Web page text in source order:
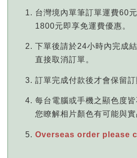
台灣境內單筆訂單運費60
1800元即享免運費優惠。
下單後請於24小時內完成
直接取消訂單。
訂單完成付款後才會保留訂
每台電腦或手機之顯色度
您瞭解相片顏色有可能與實
Overseas order please